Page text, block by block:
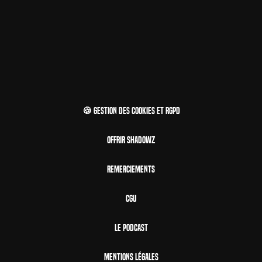
🍪 Gestion des cookies et RGPD
Offrir Shadowz
Remerciements
CGU
Le Podcast
Mentions Légales